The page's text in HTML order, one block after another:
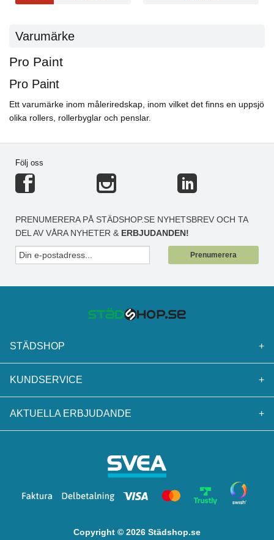
Varumärke
Pro Paint
Pro Paint
Ett varumärke inom måleriredskap, inom vilket det finns en uppsjö
olika rollers, rollerbyglar och penslar.
Följ oss
PRENUMERERA PÅ STÄDSHOP.SE NYHETSBREV OCH TA
DEL AV VÅRA NYHETER & ERBJUDANDEN!
Prenumerera
STÄDSHOP +
KUNDSERVICE +
AKTUELLA ERBJUDANDE +
Copyright © 2026 Städshop.se